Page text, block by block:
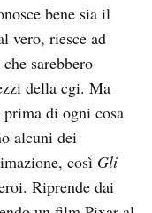
bene sia il
vero, riesce ad
sarebbero
della cgi. Ma
prima di ogni cosa
alcuni dei
così Gli
Riprende dai